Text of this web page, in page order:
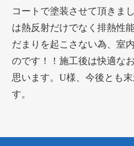
コートで塗装させて頂きま
は熱反射だけでなく排熱性
だまりを起こさない為、室
のです！！施工後は快適な
思います。U様、今後とも
す。